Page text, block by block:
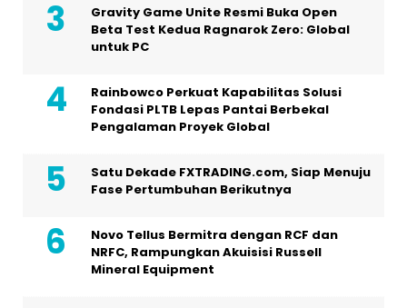
Gravity Game Unite Resmi Buka Open
Beta Test Kedua Ragnarok Zero: Global
untuk PC
Rainbowco Perkuat Kapabilitas Solusi
Fondasi PLTB Lepas Pantai Berbekal
Pengalaman Proyek Global
Satu Dekade FXTRADING.com, Siap Menuju
Fase Pertumbuhan Berikutnya
Novo Tellus Bermitra dengan RCF dan
NRFC, Rampungkan Akuisisi Russell
Mineral Equipment